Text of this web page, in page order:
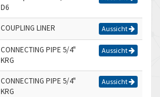
D6
COUPLING LINER Aussicht
CONNECTING PIPE 5/4"
KRG
Aussicht
CONNECTING PIPE 5/4"
KRG
Aussicht